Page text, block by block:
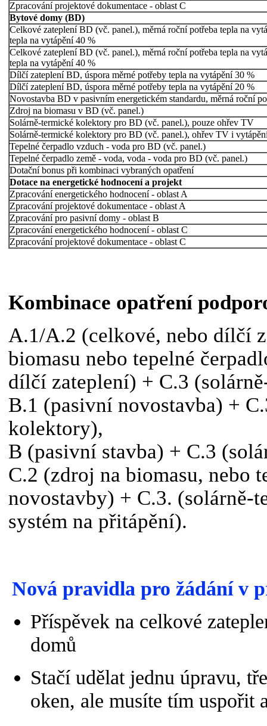
Zpracování projektové dokumentace - oblast C
Bytové domy (BD)
Celkové zateplení BD (vč. panel.), měrná roční potřeba tepla na
tepla na vytápění 40 %
Celkové zateplení BD (vč. panel.), měrná roční potřeba tepla na
tepla na vytápění 40 %
Dílčí zateplení BD, úspora měrné potřeby tepla na vytápění 30 %
Dílčí zateplení BD, úspora měrné potřeby tepla na vytápění 20 %
Novostavba BD v pasivním energetickém standardu, měrná roční
Zdroj na biomasu v BD (vč. panel.)
Solárně-termické kolektory pro BD (vč. panel.), pouze ohřev TV
Solárně-termické kolektory pro BD (vč. panel.), ohřev TV i
Tepelné čerpadlo vzduch - voda pro BD (vč. panel.)
Tepelné čerpadlo země - voda, voda - voda pro BD (vč. panel.)
Dotační bonus při kombinaci vybraných opatření
Dotace na energetické hodnocení a projekt
Zpracování energetického hodnocení - oblast A
Zpracování projektové dokumentace - oblast A
Zpracování pro pasivní domy - oblast B
Zpracování energetického hodnocení - oblast C
Zpracování projektové dokumentace - oblast C
Kombinace opatření
A.1/A.2 (celkové, nebo dílčí
biomasu nebo tepelné
dílčí zateplení) + C.3
B.1 (pasivní novostavba) +
kolektory),
B (pasivní stavba) + C.3
C.2 (zdroj na biomasu, nebo
novostavby) + C.3. (solárně-
systém na přitápění).
Nová pravidla pro žádání v
Příspěvek na celkové
domů
Stačí udělat jednu úpravu,
oken, ale musíte tím uspořit